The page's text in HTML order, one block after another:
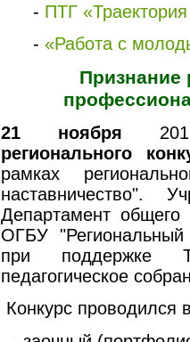
- ПТГ
- «Работа с
Признание
21 ноября
регионального
рамках
наставничество".
Департамент общего
ОГБУ "Региональный
при поддержке
педагогическое
Конкурс проводился